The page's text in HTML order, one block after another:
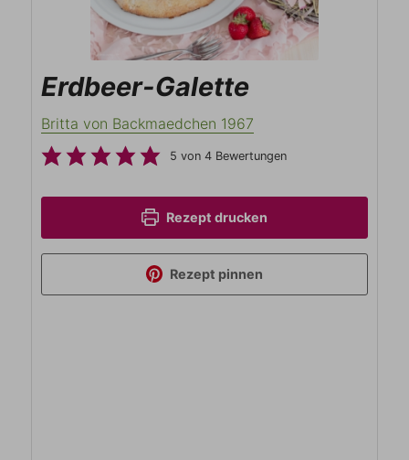
Erdbeer-Galette
Britta von Backmaedchen 1967
5 von 4Bewertungen
Rezept drucken
Rezept pinnen